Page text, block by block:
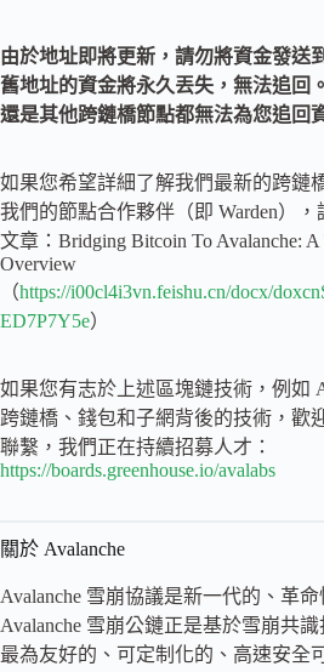
由於地址即將更新，請勿將資金發送
舊地址的資金將永久丟失，無法追回
還是其他跨鏈橋節點都無法為您追回
如果您希望詳細了解我們最新的跨鏈
我們的節點合作夥伴（即 Warden）
文章：Bridging Bitcoin To Avalanche: A
Overview
（https://i00cl4i3vn.feishu.cn/docx/
ED7P7Y5e）
如果您有志於上述區塊鏈技術，例如
跨鏈橋、錢包和子網背後的技術，歡
聯繫，我們正在持續招募人才：
https://boards.greenhouse.io/avalabs
關於 Avalanche
Avalanche 雪崩協議是新一代的、革命
Avalanche 雪崩公鏈正是基於雪崩共
最為友好的、可定制化的、高速安全